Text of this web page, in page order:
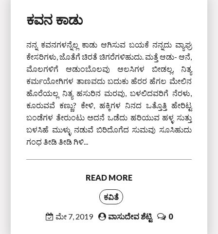
ಕವನ ಕಾಡು
ನನ್ನ ಕವನಗಳನ್ನೆಲ್ಲ ಕಾಡು ಆಗಿಸುವ ಬಯಕೆ ನನ್ನದು ವ್ಯಾಘ್ರ
ಕೇಸರಿಗಳು, ಜೊತೆಗೆ ಚಿರತೆ ಚಿಗರೆಗಳಿಹುದು. ಮತ್ತೆ ಆಡು- ಆನೆ,
ಮೊಲಗಳಿಗೆ ಆಡುಂಬೊಲವು ಆಲಸಿಗಳ ಬೀಡಲ್ಲ, ನಿತ್ಯ
ಕರ್ಮಯೋಗಿಗಳ ತಾಣವದು ಬದುಕು ಹೆರರ ಹೆಗಲ ಮೇಲಿನ
ಹೊರೆಯಲ್ಲ ನಿತ್ಯ ಹಸುರಿನ ಮರವು, ಬಳಲಿದವರಿಗೆ ನೆರಳು,
ಕೂರುವವೆ ಕಣ್ಣು? ಕೇಳಿ, ಹಕ್ಕಿಗಳ ನಿನದ ಒತ್ತೊತ್ತಿ ಹೇರಿಟ್ಟ
ಬಂಡೆಗಳ ತೇರುಂಟು ಅದನೆ ಒಡೆದು ಹರಿಯುವ ಹಳ್ಳ ಸುತ್ತು
ಬಳಸಿಹೆ ಮುಳ್ಳು ನಡುವೆ ಬಿರಿದೊಗೆದ ಸುಮವು ಸೂಸಿಹುದು
ಗಂಧ ತೀಡಿ ತೀಡಿ ಗಿಳಿ...
READ MORE
ಕವಿತೆ
ಮೇ 7, 2019 ವಾಸುದೇವ ಶೆಟ್ಟಿ 0